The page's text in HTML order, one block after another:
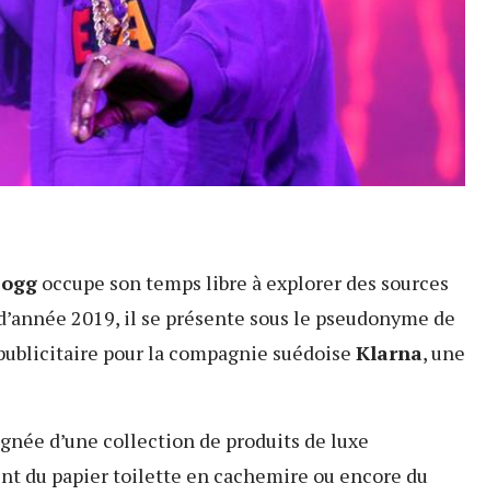
occupe son temps libre à explorer des sources
2019, il se présente sous le pseudonyme de
pour la compagnie suédoise Klarna, une
d’une collection de produits de luxe
du papier toilette en cachemire ou encore du